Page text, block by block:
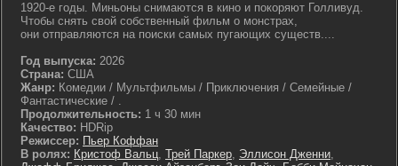
1920-е годы. Миньоны снимаются в кино и покоряют Голливуд.
Чтобы снять свой собственный фильм о монстрах,
они отправляются на поиски самых пугающих существ....
Год выпуска: 2026
Страна: США
Жанр: Комедии / Мультфильмы / Приключения / Семейные /
Фантастические / .
Продолжительность: 1 ч 30 мин
Качество: HDRip
Режиссер: Пьер Коффан
В ролях: Кристоф Вальц, Трей Паркер, Эллисон Дженни,